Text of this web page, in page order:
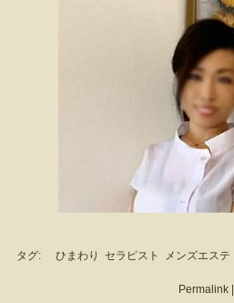
タグ: ひまわり セラピスト メンズエステ
Permalink